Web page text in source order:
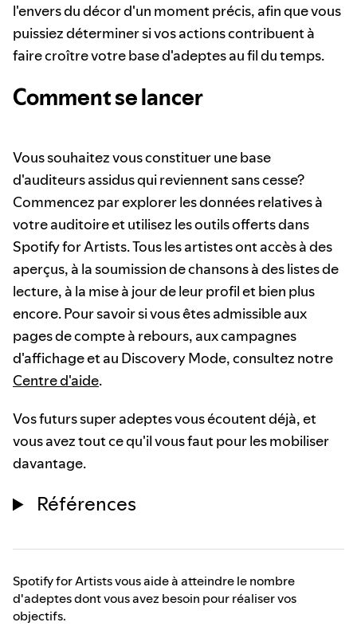
l'envers du décor d'un moment précis, afin que vous
puissiez déterminer si vos actions contribuent à
faire croître votre base d'adeptes au fil du temps.
Comment se lancer
Vous souhaitez vous constituer une base
d'auditeurs assidus qui reviennent sans cesse?
Commencez par explorer les données relatives à
votre auditoire et utilisez les outils offerts dans
Spotify for Artists. Tous les artistes ont accès à des
aperçus, à la soumission de chansons à des listes de
lecture, à la mise à jour de leur profil et bien plus
encore. Pour savoir si vous êtes admissible aux
pages de compte à rebours, aux campagnes
d'affichage et au Discovery Mode, consultez notre
Centre d'aide.
Vos futurs super adeptes vous écoutent déjà, et
vous avez tout ce qu'il vous faut pour les mobiliser
davantage.
Références
Spotify for Artists vous aide à atteindre le nombre
d'adeptes dont vous avez besoin pour réaliser vos
objectifs.